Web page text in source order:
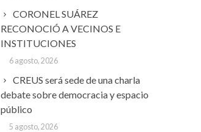
CORONEL SUÁREZ
RECONOCIÓ A VECINOS E
INSTITUCIONES
6 agosto, 2026
CREUS será sede de una charla
debate sobre democracia y espacio
público
5 agosto, 2026